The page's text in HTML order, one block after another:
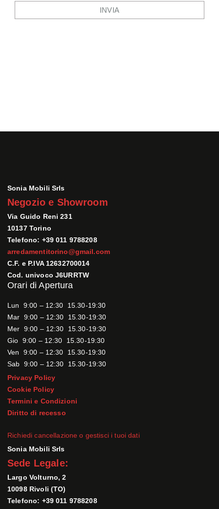
Sonia Mobili Srls
Negozio e Showroom
Via Guido Reni 231
10137 Torino
Telefono: +39 011 9788208
arredamentitorino@gmail.com
C.F. e P.IVA 12632700014
Cod. univoco J6URRTW
Orari di Apertura
Lun 9:00 – 12:30 15.30-19:30
Mar 9:00 – 12:30 15.30-19:30
Mer 9:00 – 12:30 15.30-19:30
Gio 9:00 – 12:30 15.30-19:30
Ven 9:00 – 12:30 15.30-19:30
Sab 9:00 – 12:30 15.30-19:30
Privacy Policy
Cookie Policy
Termini e Condizioni
Diritto di recesso
Richiedi cancellazione o gestisci i tuoi dati
Sonia Mobili Srls
Sede Legale:
Largo Volturno, 2
10098 Rivoli (TO)
Telefono: +39 011 9788208